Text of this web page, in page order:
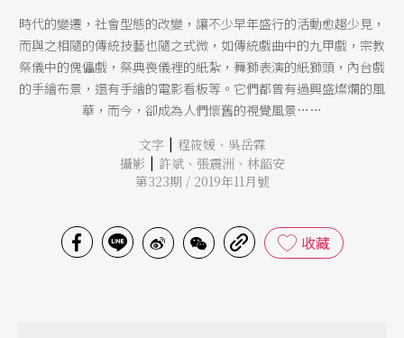
時代的變遷，社會型態的改變，讓不少早年盛行的活動愈趨少見，
而與之相隨的傳統技藝也隨之式微，如傳統戲曲中的九甲戲，宗教
祭儀中的傀儡戲，祭典喪儀裡的紙紮，舞獅表演的紙獅頭，內台戲
的手繪布景，還有手繪的電影看板等。它們都曾有過興盛燦爛的風
華，而今，卻成為人們懷舊的視覺風景……
文字 | 程筱媛、 吳岳霖
攝影 | 許斌、 張震洲 、 林韶安
第323期 / 2019年11月號
收藏